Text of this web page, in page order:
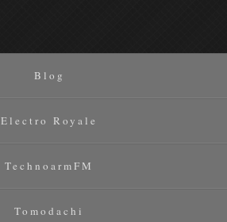
Blog
Electro Royale
TechnoarmFM
Tomodachi